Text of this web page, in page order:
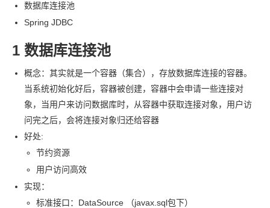
数据库连接池
Spring JDBC
1 数据库连接池
概念：其实就是一个容器（集合），存放数据库连接的容器。
当系统初始化好后，容器被创建，容器中会申请一些连接对
象，当用户来访问数据库时，从容器中获取连接对象，用户访
问完之后，会将连接对象归还给容器
好处:
节约资源
用户访问高效
实现：
标准接口：DataSource （javax.sql包下）